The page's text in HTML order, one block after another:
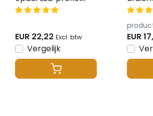
klikafdekking - 318,
stuc400, gips300,
gips400
EUR 22,22 Excl. btw
Vergelijk
t.b.v.
EUR